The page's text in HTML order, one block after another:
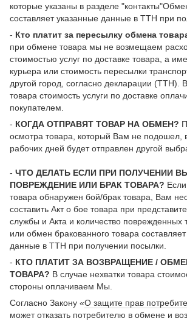
которые указаны в разделе
составляет указанные данные в ТТН при
- Кто платит за пересылку обмена
при обмене товара мы не возмещаем
стоимостью услуг по доставке товара, а
курьера или стоимость пересылки
другой город, согласно декларации (ТТН).
товара стоимость услуги по доставке
покупателем.
- КОГДА ОТПРАВЯТ ТОВАР НА ОБМЕН?
осмотра товара, который Вам не подошел,
рабочих дней будет отправлен другой
- ЧТО ДЕЛАТЬ ЕСЛИ ПРИ ПОЛУЧЕНИИ
ПОВРЕЖДЕНИЕ ИЛИ БРАК ТОВАРА?
товара обнаружен бой/брак товара, Вам
составить Акт о бое товара при
службы и Акта и количество поврежденных
или обмен бракованного товара
данные в ТТН при получении посылки.
- КТО ПЛАТИТ ЗА ВОЗВРАЩЕНИЕ /
ТОВАРА? В случае нехватки товара
стороны оплачиваем Мы.
Согласно Закону «О защите прав
может отказать потребителю в обмене и